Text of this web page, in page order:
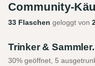
Community-
33 Flaschen geloggt von
Trinker & Sammler.
30% geöffnet, 5